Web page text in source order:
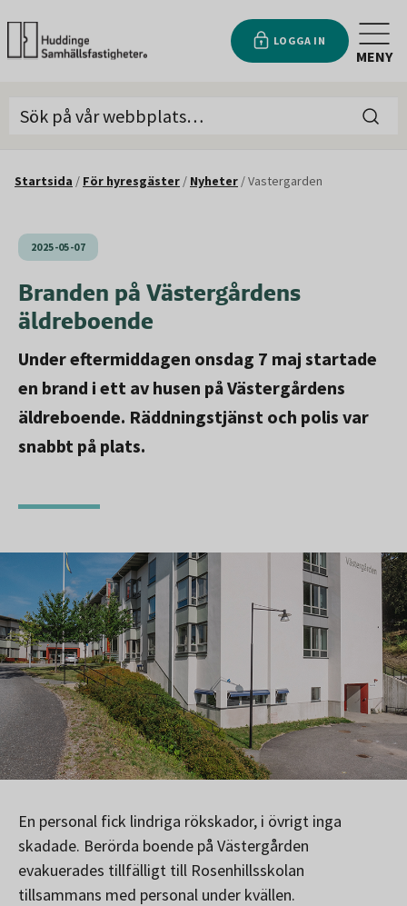
LOGGA IN
MENY
Startsida / För hyresgäster / Nyheter /Vastergarden
2025-05-07
Branden på Västergårdens
äldreboende
Under eftermiddagen onsdag 7 maj startade
en brand i ett av husen på Västergårdens
äldreboende. Räddningstjänst och polis var
snabbt på plats.
En personal fick lindriga rökskador, i övrigt inga
skadade. Berörda boende på Västergården
evakuerades tillfälligt till Rosenhillsskolan
tillsammans med personal under kvällen.